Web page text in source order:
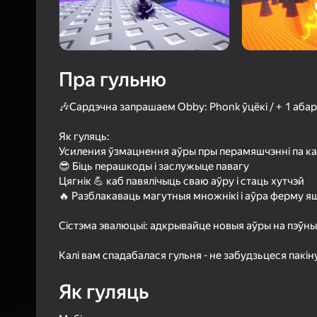
73
4,3
Уваход з
Пра гульню
🎶Сардэчна запрашаем Obby: Phonk ўцёкі / + 1
Як гуляць:
Усиления ўзмацнення аўры пры перамяшчэнні па
😎 Біць перашкоды і заслужыце павагу
Цягнік 💪 каб павялічыць сваю аўру і стаць хутчэй
🔥 Разблакаваць магутныя множнікі і аўра ферму
Сістэма эвалюцыі: адкрывайце новыя аўры на
Калі вам спадабалася гульня - не забудзьцеся
Як гуляць